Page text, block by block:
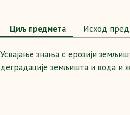
Циљ предмета Исход
Усвајање знања о ерозији
деградације земљишта и вода и